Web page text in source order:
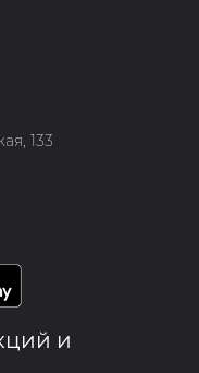
133
и